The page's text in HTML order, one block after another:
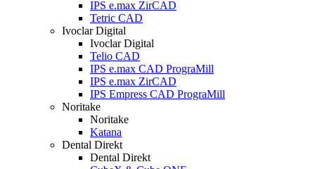
IPS e.max ZirCAD
Tetric CAD
Ivoclar Digital
Ivoclar Digital
Telio CAD
IPS e.max CAD PrograMill
IPS e.max ZirCAD
IPS Empress CAD PrograMill
Noritake
Noritake
Katana
Dental Direkt
Dental Direkt